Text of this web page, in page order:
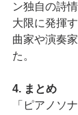
ン独自の詩
大限に発揮
曲家や演奏
た。
4. まとめ
「ピアノソ